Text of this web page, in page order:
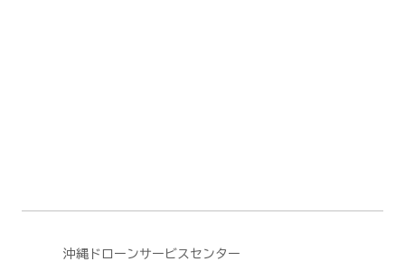
沖縄ドローンサービスセンター